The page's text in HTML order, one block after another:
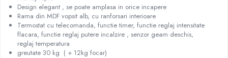
Design elegant , se poate amplasa in orice incapere
Rama din MDF vopsit alb, cu ranforsari interioare
Termostat cu telecomanda, functie timer, functie reglaj intensitate
flacara, functie reglaj putere incalzire , senzor geam deschis,
reglaj temperatura
greutate 30 kg ( + 12kg focar)